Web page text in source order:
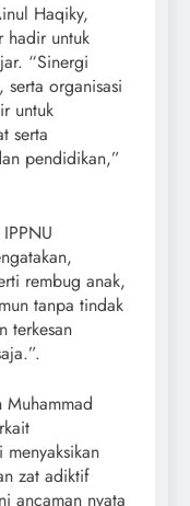
Haqiky,
hadir untuk
“Sinergi
serta organisasi
untuk
serta
pendidikan,”
rembug anak,
tanpa tindak
terkesan
Muhammad
zat adiktif
ancaman nyata